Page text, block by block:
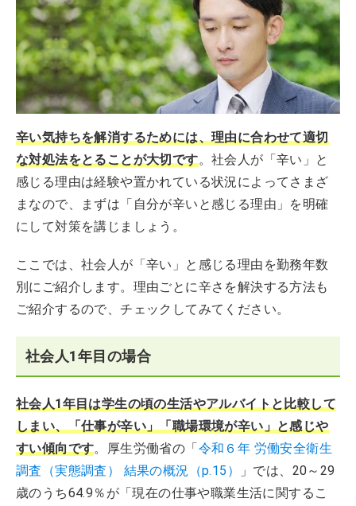
辛い気持ちを解消するためには、理由に合わせて適切
な対処法をとることが大切です。社会人が「辛い」と
感じる理由は経験や置かれている状況によってさまざ
まなので、まずは「自分が辛いと感じる理由」を明確
にして対策を講じましょう。
ここでは、社会人が「辛い」と感じる理由を勤務年数
別にご紹介します。理由ごとに辛さを解決する方法も
ご紹介するので、チェックしてみてください。
社会人1年目の場合
社会人1年目は学生の頃の生活やアルバイトと比較して
しまい、「仕事が辛い」「職場環境が辛い」と感じや
すい傾向です。厚生労働省の「令和６年 労働安全衛生
調査（実態調査） 結果の概況（p.15）
」では、20～29
歳のうち64.9％が「現在の仕事や職業生活に関するこ